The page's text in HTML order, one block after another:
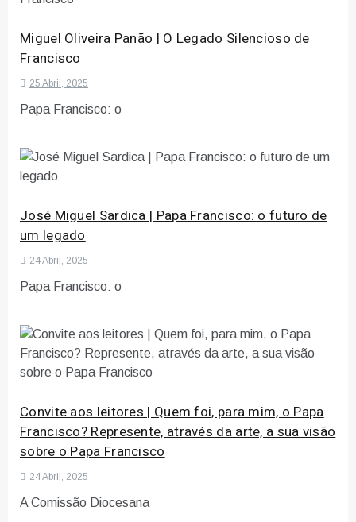
Miguel Oliveira Panão | O Legado Silencioso de
Francisco
25 Abril, 2025
Papa Francisco: o
José Miguel Sardica | Papa Francisco: o futuro de
um legado
24 Abril, 2025
Papa Francisco: o
Convite aos leitores | Quem foi, para mim, o Papa
Francisco? Represente, através da arte, a sua visão
sobre o Papa Francisco
24 Abril, 2025
A Comissão Diocesana